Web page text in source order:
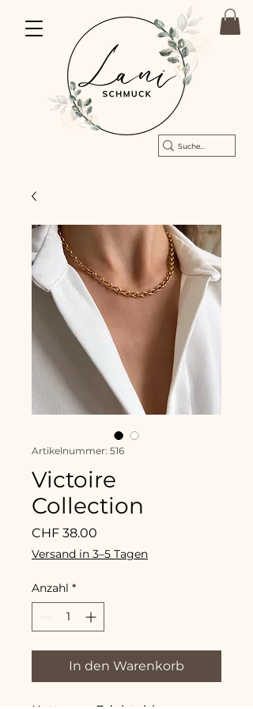
Artikelnummer: 516
Victoire
Collection
CHF 38.00
Versand in 3–5 Tagen
Anzahl *
In den Warenkorb